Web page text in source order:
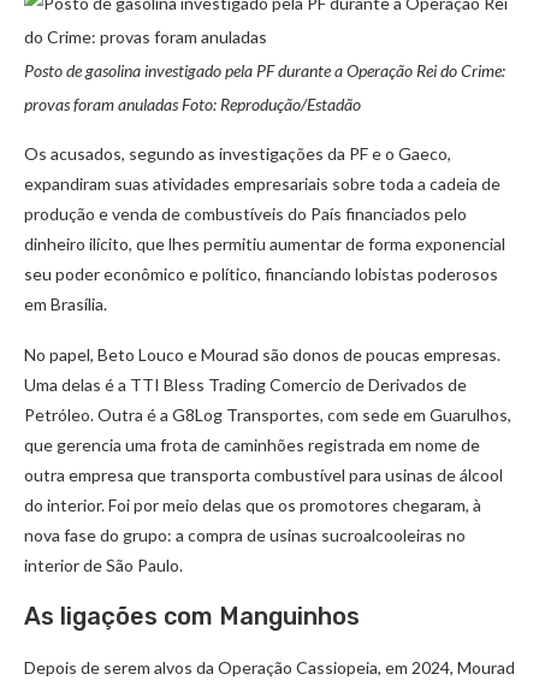
Posto de gasolina investigado pela PF durante a Operação Rei do Crime:
provas foram anuladas Foto: Reprodução/Estadão
Os acusados, segundo as investigações da PF e o Gaeco,
expandiram suas atividades empresariais sobre toda a cadeia de
produção e venda de combustíveis do País financiados pelo
dinheiro ilícito, que lhes permitiu aumentar de forma exponencial
seu poder econômico e político, financiando lobistas poderosos
em Brasília.
No papel, Beto Louco e Mourad são donos de poucas empresas.
Uma delas é a TTI Bless Trading Comercio de Derivados de
Petróleo. Outra é a G8Log Transportes, com sede em Guarulhos,
que gerencia uma frota de caminhões registrada em nome de
outra empresa que transporta combustível para usinas de álcool
do interior. Foi por meio delas que os promotores chegaram, à
nova fase do grupo: a compra de usinas sucroalcooleiras no
interior de São Paulo.
As ligações com Manguinhos
Depois de serem alvos da Operação Cassiopeia, em 2024, Mourad